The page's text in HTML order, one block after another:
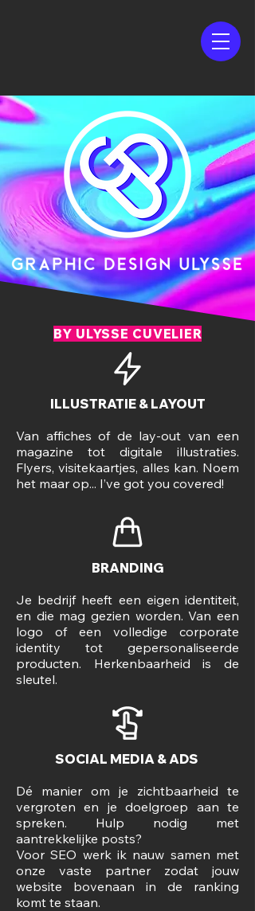
BY ULYSSE CUVELIER
ILLUSTRATIE & LAYOUT
Van affiches of de lay-out van een
magazine tot digitale illustraties.
Flyers, visitekaartjes, alles kan. Noem
het maar op... I’ve got you covered!
BRANDING
Je bedrijf heeft een eigen identiteit,
en die mag gezien worden. Van een
logo of een volledige corporate
identity tot gepersonaliseerde
producten. Herkenbaarheid is de
sleutel.
SOCIAL MEDIA & ADS
Dé manier om je zichtbaarheid te
vergroten en je doelgroep aan te
spreken. Hulp nodig met
aantrekkelijke posts?
Voor SEO werk ik nauw samen met
onze vaste partner zodat jouw
website bovenaan in de ranking
komt te staan.